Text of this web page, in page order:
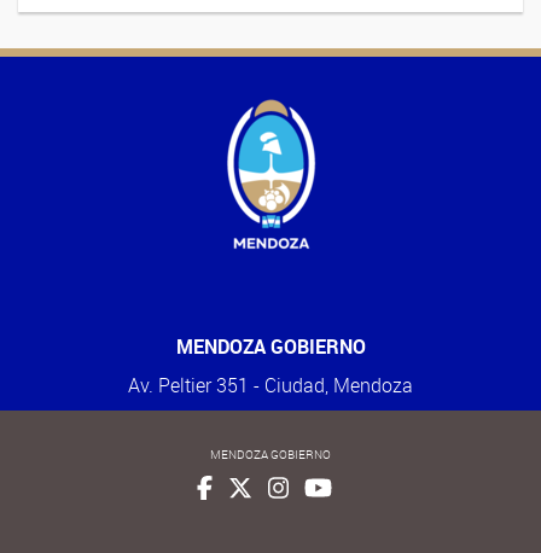
MENDOZA GOBIERNO
Av. Peltier 351 - Ciudad, Mendoza
MENDOZA GOBIERNO